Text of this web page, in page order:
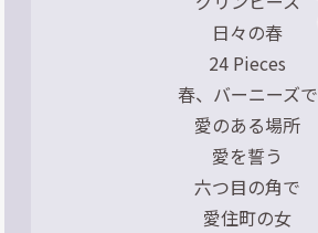
日々の春
24 Pieces
春、バーニーズで
愛のある場所
愛を誓う
六つ目の角で
愛住町の女